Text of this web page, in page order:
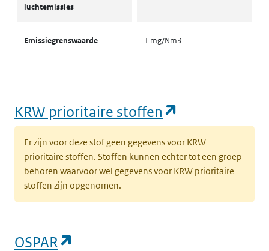
luchtemissies
Emissiegrenswaarde 1 mg/Nm3
KRW prioritaire stoffen
Er zijn voor deze stof geen gegevens voor KRW
prioritaire stoffen. Stoffen kunnen echter tot een groep
behoren waarvoor wel gegevens voor KRW prioritaire
stoffen zijn opgenomen.
OSPAR